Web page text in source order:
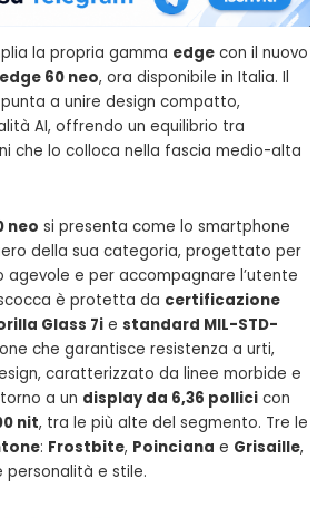
la propria gamma edgecon il nuovo
60 neo, ora disponibile in Italia. Il
a unire design compatto,
AI, offrendo un equilibrio tra
che lo colloca nella fascia medio-alta
neo si presenta come lo smartphone
della sua categoria, progettato per
agevole e per accompagnare l’utente
è protetta da certificazione
Glass 7i e standard MIL-STD-
che garantisce resistenza a urti,
caratterizzato da linee morbide e
a un display da 6,36 pollici con
nit, tra le più alte del segmento. Tre le
: Frostbite, Poinciana e Grisaille,
e stile.